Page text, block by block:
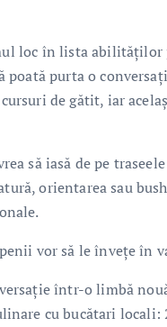
loc în lista abilităților
poată purta o
de gătit, iar
să iasă de pe
orientarea sau
vor să le învețe în
într-o limbă
cu bucătari locali: